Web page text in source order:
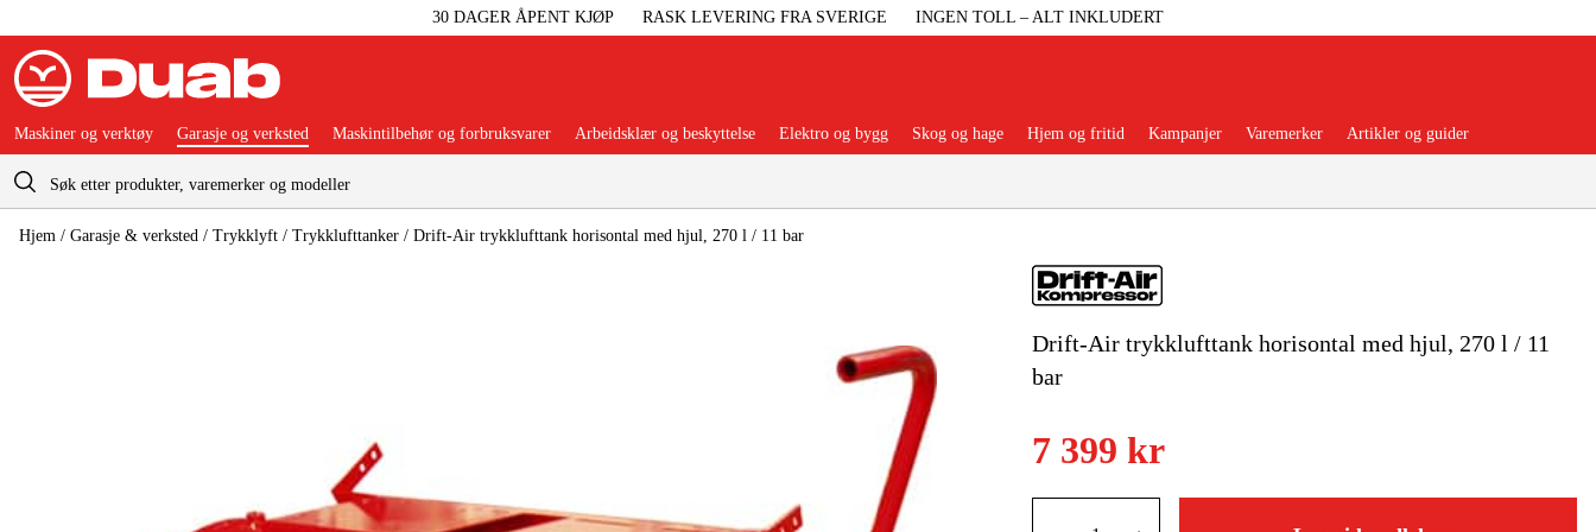
30 DAGER ÅPENT KJØP RASK LEVERING FRA SVERIGE INGEN TOLL – ALT INKLUDERT
Handlevogn
Maskiner Og Verktøy Garasje Og Verksted
Maskintilbehør Og Forbruksvarer
Maskiner og verktøy Garasje og verksted Maskintilbehør og forbruksvarer Arbeidsklær og beskyttelse Elektro og bygg Skog og hage Hjem og fritid Kampanjer Varemerker Artikler og guider
Hjem / Garasje & verksted / Trykklyft / Trykklufttanker / Drift-Air trykklufttank horisontal med hjul, 270 l / 11 bar
Drift-Air trykklufttank horisontal med hjul, 270 l / 11
bar
7 399 kr